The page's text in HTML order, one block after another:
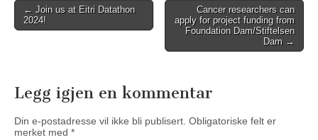
Post
navigation
← Join us at Eitri Datathon
2024!
Cancer researchers can
apply for project funding from
Foundation Dam/Stiftelsen
Dam →
Legg igjen en kommentar
Din e-postadresse vil ikke bli publisert. Obligatoriske felt er
merket med *